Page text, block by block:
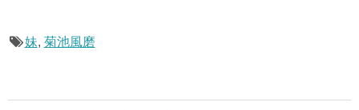
妹, 菊池風磨